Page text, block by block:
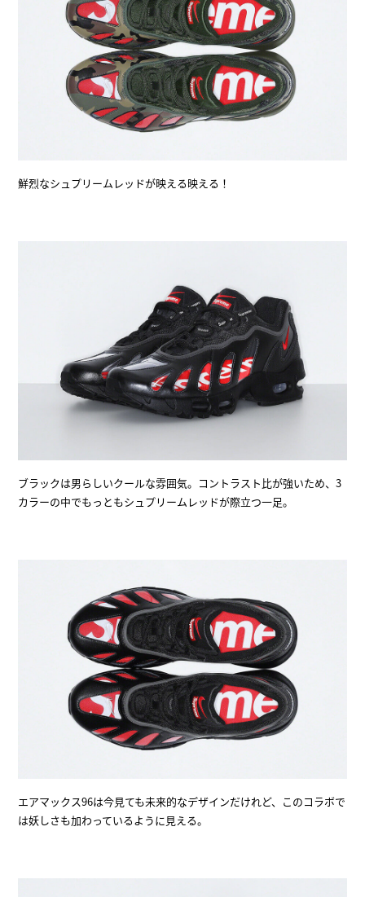
鮮烈なシュプリームレッドが映える映える！
ブラックは男らしいクールな雰囲気。コントラスト比が強いため、3
カラーの中でもっともシュプリームレッドが際立つ一足。
エアマックス96は今見ても未来的なデザインだけれど、このコラボで
は妖しさも加わっているように見える。